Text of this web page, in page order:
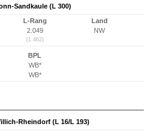
Sandkaule (L 300)
L-Rang
2.049
(1.462)
Land
NW
BPL
WB*
WB*
Rheindorf (L 16/L 193)